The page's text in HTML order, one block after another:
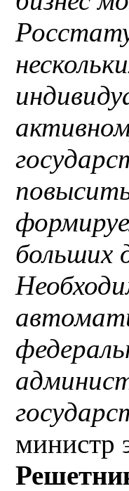
больших
министр